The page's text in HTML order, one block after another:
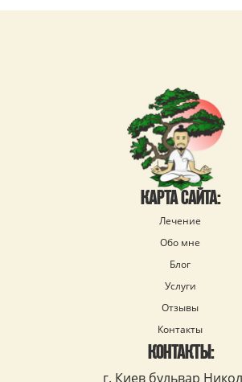
КАРТА САЙТА:
Лечение
Обо мне
Блог
Услуги
Отзывы
Контакты
КОНТАКТЫ:
г. Киев бульвар